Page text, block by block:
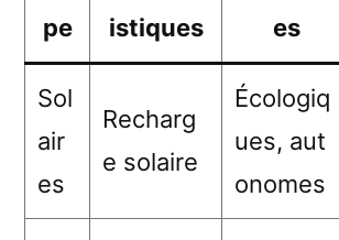
pe
istiques
es
Sol
air
es
Recharg
e solaire
Écologiq
ues, aut
onomes